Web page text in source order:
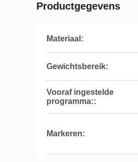
Productgegevens
Materiaal:
Gewichtsbereik:
Vooraf ingestelde
programma::
Markeren: